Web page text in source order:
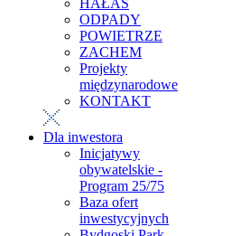
HAŁAS
ODPADY
POWIETRZE
ZACHEM
Projekty
międzynarodowe
KONTAKT
Dla inwestora
Inicjatywy
obywatelskie -
Program 25/75
Baza ofert
inwestycyjnych